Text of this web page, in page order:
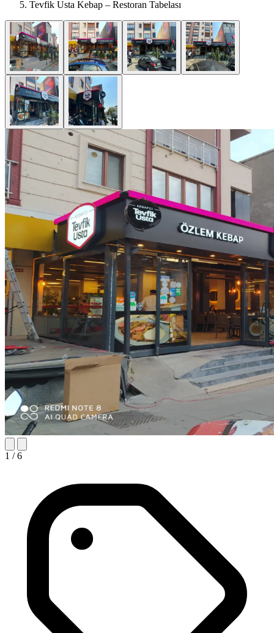
Tevfik Usta Kebap – Restoran Tabelası
1 / 6